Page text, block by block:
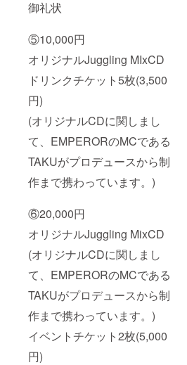
御礼状
⑤10,000円
オリジナルJuggling MIxCD
ドリンクチケット5枚(3,500
円)
(オリジナルCDに関しまし
て、EMPERORのMCである
TAKUがプロデュースから制
作まで携わっています。)
⑥20,000円
オリジナルJuggling MixCD
(オリジナルCDに関しまし
て、EMPERORのMCである
TAKUがプロデュースから制
作まで携わっています。)
イベントチケット2枚(5,000
円)